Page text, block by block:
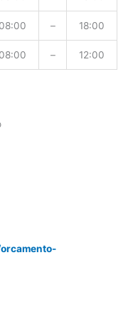
08:00 – 18:00
08:00 – 12:00